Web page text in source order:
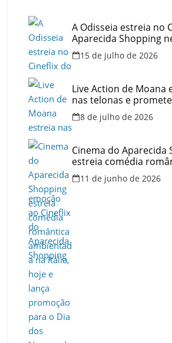
A Odisseia estreia no
Aparecida Shopping
quinta, 16
15 de julho de 2026
Live Action de Moana
nas telonas e
aventura e emoção ao
do Aparecida Shopping
8 de julho de 2026
Cinema do Aparecida
estreia comédia
ambientada na Itália,
lança promoção para
11 de junho de 2026